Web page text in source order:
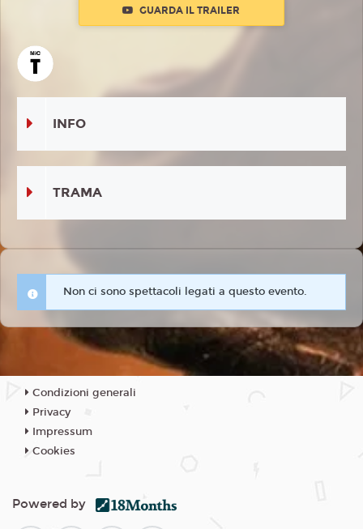
GUARDA IL TRAILER
INFO
TRAMA
Non ci sono spettacoli legati a questo evento.
Condizioni generali
Privacy
Impressum
Cookies
Powered by